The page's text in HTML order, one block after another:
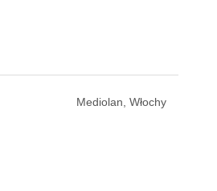
Mediolan, Włochy